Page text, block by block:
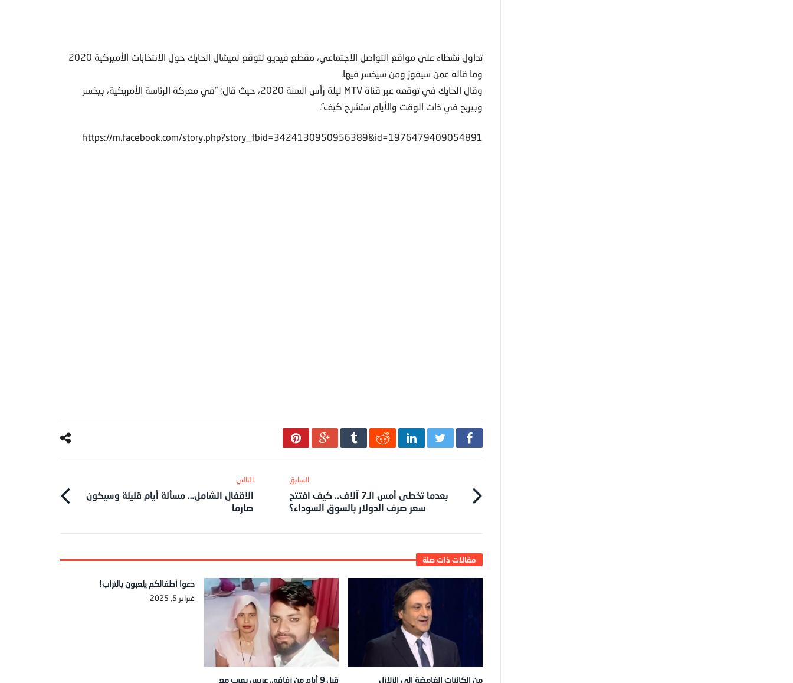
تداول نشطاء على مواقع التواصل الاجتماعي، مقطع فيديو لتوقع لميشال الحايك حول الانتخابات الأميركية 2020
وما قاله عمن سيفوز ومن سيخسر فيها.
وقال الحايك في توقعه عبر قناة MTV ليلة رأس السنة 2020، حيث قال: “في معركة الرئاسة الأمريكية، بيخسر
وبيربح في ذات الوقت والأيام ستشرح كيف”.
https://m.facebook.com/story.php?story_fbid=3424130950956389&id=1976479409054891
بعدما تخطى أمس الـ7 آلاف.. كيف افتتح
سعر صرف الدولار بالسوق السوداء؟
الاقفال الشامل… مسألة أيام قليلة وسيكون
صارما
من الكائنات الغامضة إلى الزلازل قبل 9 أيام من زفافه.. عريس يهرب مع
دعوا أطفالكم يلعبون بالتراب!
فبراير 5, 2025